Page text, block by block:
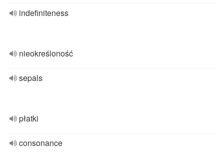
indefiniteness
nieokreśloność
sepals
płatki
consonance